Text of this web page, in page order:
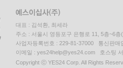
대표 : 김석환, 최세라
주소 : 서울시 영등포구 은행로 11, 5층~6
사업자등록번호 : 229-81-37000 통신판매
이메일 : yes24help@yes24.com 호스팅
Copyright ⓒ YES24 Corp. All Rights